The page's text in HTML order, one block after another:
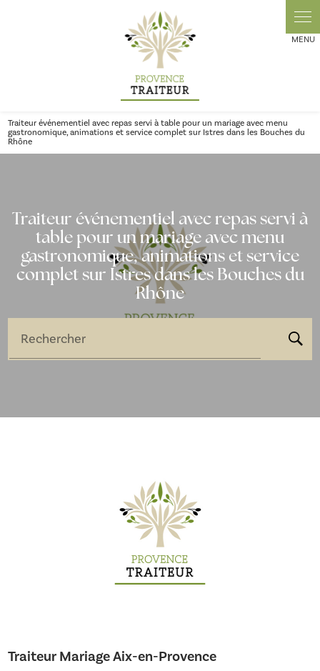
Traiteur événementiel avec repas servi à table pour un mariage avec menu
gastronomique, animations et service complet sur Istres dans les Bouches du
Rhône
Traiteur événementiel avec repas servi à
table pour un mariage avec menu
gastronomique, animations et service
complet sur Istres dans les Bouches du
Rhône
Rechercher
Traiteur Mariage Aix-en-Provence